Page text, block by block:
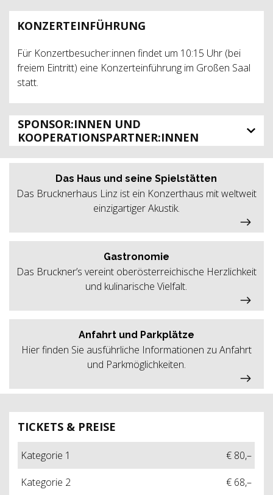
KONZERTEINFÜHRUNG
Für Konzertbesucher:innen findet um 10:15 Uhr (bei
freiem Eintritt) eine Konzerteinführung im Großen Saal
statt.
SPONSOR:INNEN UND
KOOPERATIONSPARTNER:INNEN
TICKETS & PREISE
Kategorie 1
€ 80,–
Kategorie 2
€ 68,–
Das Haus und seine Spielstätten
Das Brucknerhaus Linz ist ein Konzerthaus mit weltweit
einzigartiger Akustik.
Gastronomie
Das Bruckner’s vereint oberösterreichische Herzlichkeit
und kulinarische Vielfalt.
Anfahrt und Parkplätze
Hier finden Sie ausführliche Informationen zu Anfahrt
und Parkmöglichkeiten.